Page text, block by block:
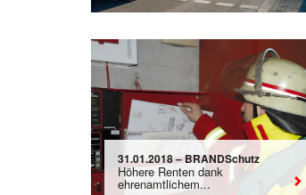
31.01.2018 – BRANDSchutz
Höhere Renten dank
ehrenamtlichem...